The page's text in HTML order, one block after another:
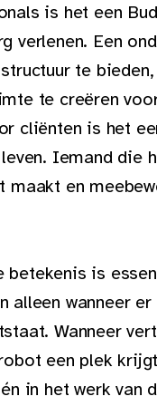
is het een
verlenen. Een
te
te creëren
cliënten is het
Iemand die
maakt en
betekenis is
alleen wanneer
Wanneer
een plek
in het werk van